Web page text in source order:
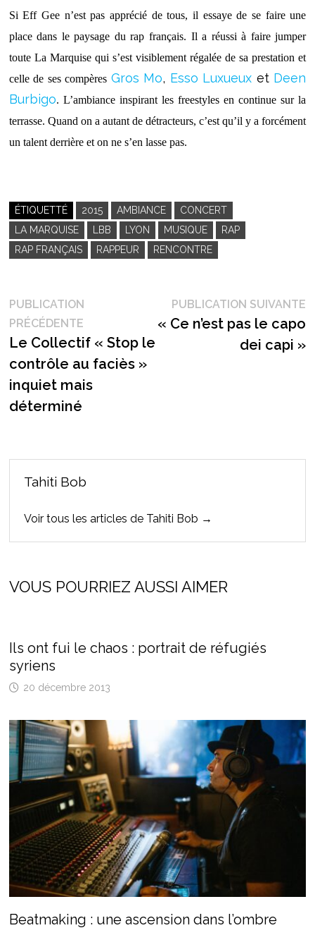
Si Eff Gee n’est pas apprécié de tous, il essaye de se faire une
place dans le paysage du rap français. Il a réussi à faire jumper
toute La Marquise qui s’est visiblement régalée de sa prestation et
celle de ses compères Gros Mo, Esso Luxueux et Deen
Burbigo. L’ambiance inspirant les freestyles en continue sur la
terrasse. Quand on a autant de détracteurs, c’est qu’il y a forcément
un talent derrière et on ne s’en lasse pas.
ÉTIQUETTÉ 2015 AMBIANCE
CONCERT
LA MARQUISE
LBB LYON MUSIQUE
RAP
RAP FRANÇAIS
RAPPEUR RENCONTRE
Navigation
de
l’article
PUBLICATION
PRÉCÉDENTEPublication
précédente :
Le Collectif « Stop le
contrôle au faciès »
inquiet mais
déterminé
PUBLICATION SUIVANTE
« Ce n’est pas le capo
dei capi »
Tahiti Bob
Voir tous les articles de Tahiti Bob →
VOUS POURRIEZ AUSSI AIMER
Ils ont fui le chaos : portrait de réfugiés
syriens
20 décembre 2013
Beatmaking : une ascension dans l’ombre